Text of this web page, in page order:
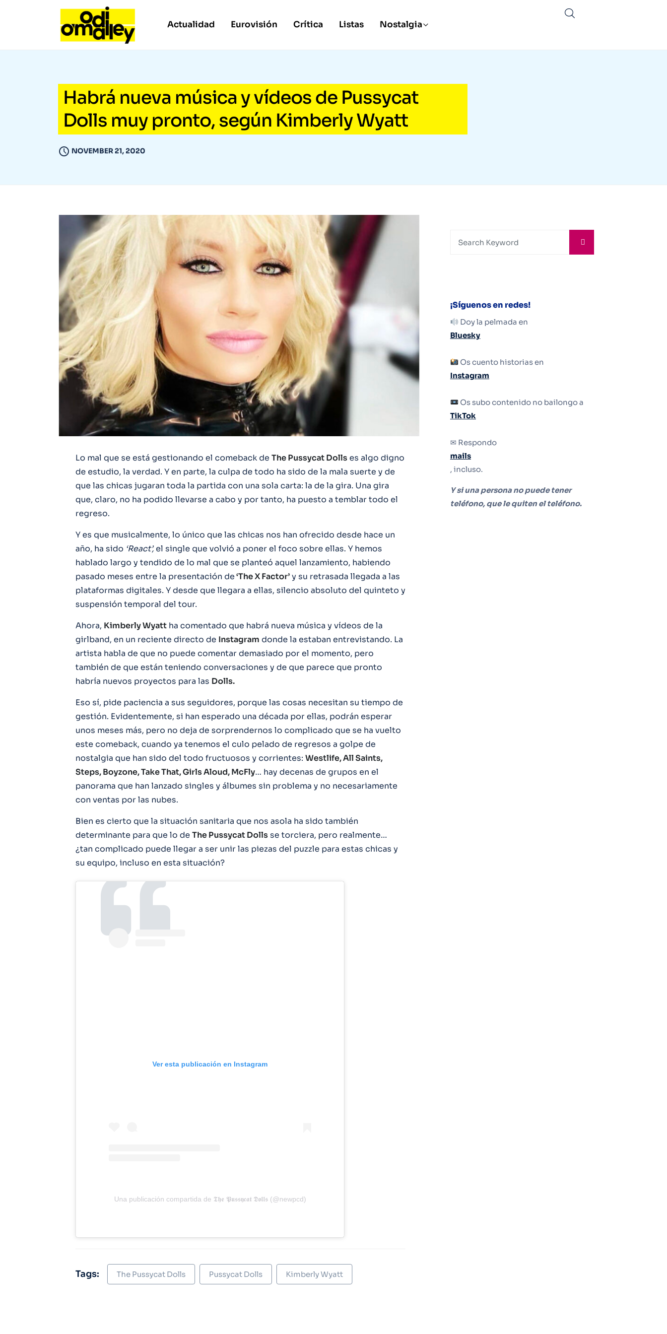
Actualidad Eurovisión Crítica Listas Nostalgia
Habrá nueva música y vídeos de Pussycat
Dolls muy pronto, según Kimberly Wyatt
NOVEMBER 21, 2020
Lo mal que se está gestionando el comeback de The Pussycat Dollses algo digno
de estudio, la verdad. Y en parte, la culpa de todo ha sido de la mala suerte y de
que las chicas jugaran toda la partida con una sola carta: la de la gira. Una gira
que, claro, no ha podido llevarse a cabo y por tanto, ha puesto a temblar todo el
regreso.
Y es que musicalmente, lo único que las chicas nos han ofrecido desde hace un
año, ha sido ‘React’,el single que volvió a poner el foco sobre ellas. Y hemos
hablado largo y tendido de lo mal que se planteó aquel lanzamiento, habiendo
pasado meses entre la presentación de‘The X Factor’y su retrasada llegada a las
plataformas digitales. Y desde que llegara a ellas, silencio absoluto del quinteto y
suspensión temporal del tour.
Ahora, Kimberly Wyatt ha comentado que habrá nueva música y vídeos de la
girlband, en un reciente directo de Instagram donde la estaban entrevistando. La
artista habla de que no puede comentar demasiado por el momento, pero
también de que están teniendo conversaciones y de que parece que pronto
habría nuevos proyectos para las Dolls.
Eso sí, pide paciencia a sus seguidores, porque las cosas necesitan su tiempo de
gestión. Evidentemente, si han esperado una década por ellas, podrán esperar
unos meses más, pero no deja de sorprendernos lo complicado que se ha vuelto
este comeback, cuando ya tenemos el culo pelado de regresos a golpe de
nostalgia que han sido del todo fructuosos y corrientes: Westlife, All Saints,
Steps, Boyzone, Take That, Girls Aloud, McFly… hay decenas de grupos en el
panorama que han lanzado singles y álbumes sin problema y no necesariamente
con ventas por las nubes.
Bien es cierto que la situación sanitaria que nos asola ha sido también
determinante para que lo de The Pussycat Dollsse torciera, pero realmente…
¿tan complicado puede llegar a ser unir las piezas del puzzle para estas chicas y
su equipo, incluso en esta situación?
Ver esta publicación en Instagram
Una publicación compartida de 𝕿𝖍𝖊 𝕻𝖚𝖘𝖘𝖞𝖈𝖆𝖙 𝕯𝖔𝖑𝖑𝖘 (@newpcd)
Tags: The Pussycat Dolls Pussycat Dolls Kimberly Wyatt
¡Síguenos en redes!
Doy la pelmada en
Bluesky
Os cuento historias en
Instagram
Os subo contenido no bailongo a
TikTok
✉ Respondo
mails
, incluso.
Y si una persona no puede tener
teléfono, que le quiten el teléfono.